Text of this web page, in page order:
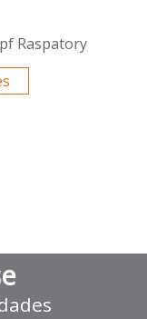
Raspatory